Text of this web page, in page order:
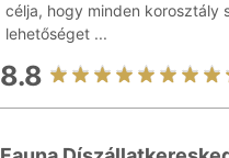
célja, hogy minden korosztály
lehetőséget ...
8.8